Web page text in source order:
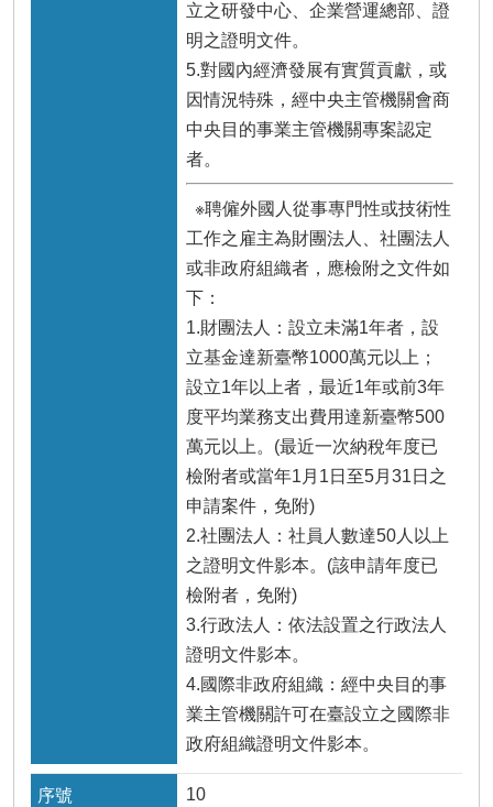
立之研發中心、企業營運總部、證
明之證明文件。
5.對國內經濟發展有實質貢獻，或
因情況特殊，經中央主管機關會商
中央目的事業主管機關專案認定
者。
※聘僱外國人從事專門性或技術性
工作之雇主為財團法人、社團法人
或非政府組織者，應檢附之文件如
下：
1.財團法人：設立未滿1年者，設
立基金達新臺幣1000萬元以上；
設立1年以上者，最近1年或前3年
度平均業務支出費用達新臺幣500
萬元以上。(最近一次納稅年度已
檢附者或當年1月1日至5月31日之
申請案件，免附)
2.社團法人：社員人數達50人以上
之證明文件影本。(該申請年度已
檢附者，免附)
3.行政法人：依法設置之行政法人
證明文件影本。
4.國際非政府組織：經中央目的事
業主管機關許可在臺設立之國際非
政府組織證明文件影本。
10